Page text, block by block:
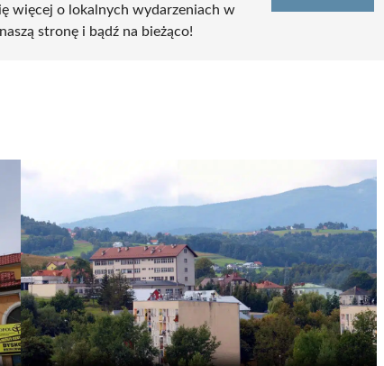
więcej o lokalnych wydarzeniach w
stronę i bądź na bieżąco!